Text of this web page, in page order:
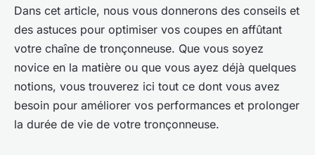
Dans cet article, nous vous donnerons des conseils et
des astuces pour optimiser vos coupes en affûtant
votre chaîne de tronçonneuse. Que vous soyez
novice en la matière ou que vous ayez déjà quelques
notions, vous trouverez ici tout ce dont vous avez
besoin pour améliorer vos performances et prolonger
la durée de vie de votre tronçonneuse.